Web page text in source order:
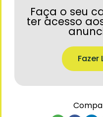
Faça o seu
ter acesso
Fazer